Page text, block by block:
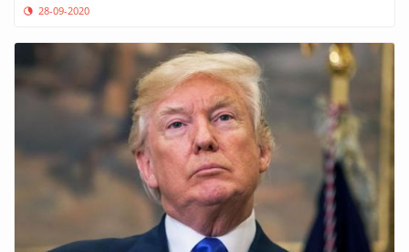
28-09-2020